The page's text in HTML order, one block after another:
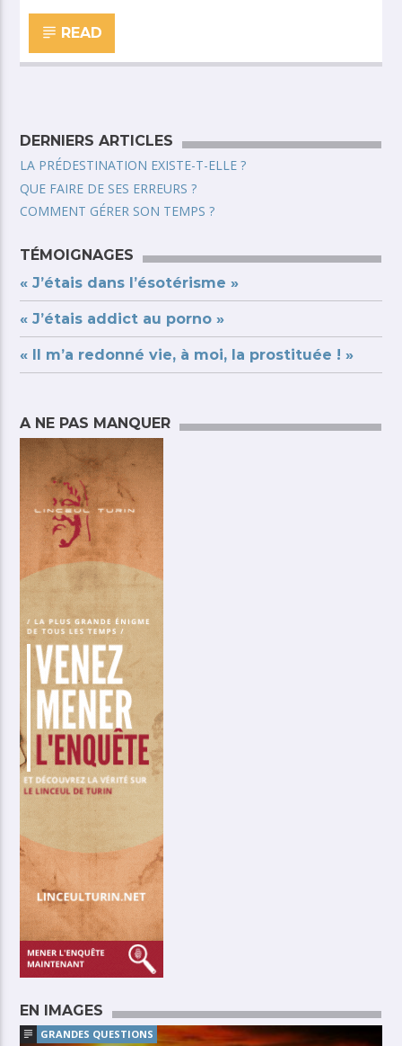
READ
DERNIERS ARTICLES
LA PRÉDESTINATION EXISTE-T-ELLE ?
QUE FAIRE DE SES ERREURS ?
COMMENT GÉRER SON TEMPS ?
TÉMOIGNAGES
« J’étais dans l’ésotérisme »
« J’étais addict au porno »
« Il m’a redonné vie, à moi, la prostituée ! »
A NE PAS MANQUER
EN IMAGES
GRANDES QUESTIONS